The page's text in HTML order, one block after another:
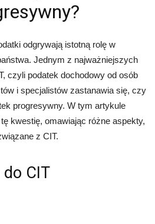
odgrywają istotną rolę w
Jednym z najważniejszych
czyli podatek dochodowy od osób
i specjalistów zastanawia się, czy
progresywny. W tym artykule
kwestię, omawiając różne aspekty,
z CIT.
CIT